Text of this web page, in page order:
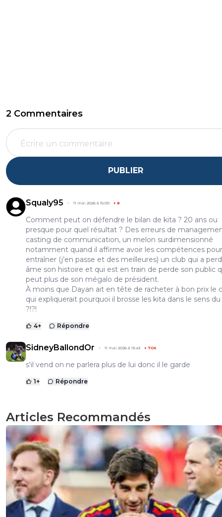
2 Commentaires
PUBLIER
Squaly95 11 mai 2026 à 15:00 + 8
Comment peut on défendre le bilan de kita ? 20 ans ou
presque pour quel résultat ? Des erreurs de
casting de communication, un melon surdimensionné
notamment quand il affirme avoir les compétences pour
entraîner (j’en passe et des meilleures) un club qui a
âme son histoire et qui est en train de perde son public
peut plus de son mégalo de président.
À moins que Dayan ait en tête de racheter à bon prix le
qui expliquerait pourquoi il brosse les kita dans le sens
?!?!
4+ Répondre
SidneyBallondOr 11 mai 2026 à 13:43 + 706
s'il vend on ne parlera plus de lui donc il le garde
1+ Répondre
Articles Recommandés